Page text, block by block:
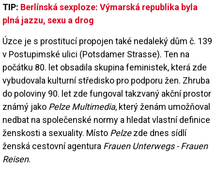
TIP: Berlínská sexploze: Výmarská republika byla
plná jazzu, sexu a drog
Úzce je s prostitucí propojen také nedaleký dům č. 139
v Postupimské ulici (Potsdamer Strasse). Ten na
počátku 80. let obsadila skupina feministek, která zde
vybudovala kulturní středisko pro podporu žen. Zhruba
do poloviny 90. let zde fungoval takzvaný akční prostor
známý jako Pelze Multimedia, který ženám umožňoval
nedbat na společenské normy a hledat vlastní definice
ženskosti a sexuality. Místo Pelzezde dnes sídlí
ženská cestovní agentura Frauen Unterwegs - Frauen
Reisen.